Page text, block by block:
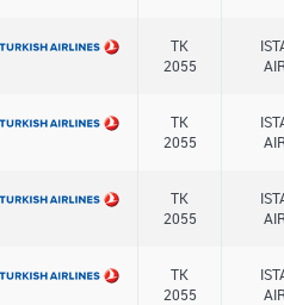
TK
2055
TK
2055
TK
2055
TK
2055